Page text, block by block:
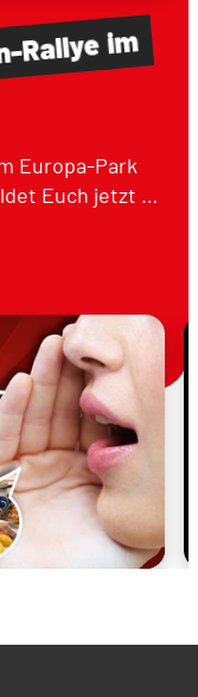
Rallyeim
Europa-Park
Euch jetzt …